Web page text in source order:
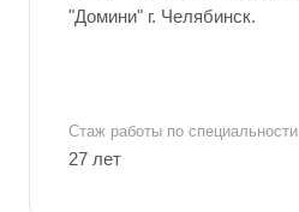
"Домини" г. Челябинск.
Стаж работы по специальности
27 лет